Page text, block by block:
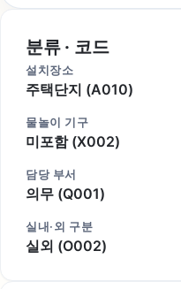
분류 · 코드
설치장소
주택단지 (A010)
물놀이 기구
미포함 (X002)
담당 부서
의무 (Q001)
실내·외 구분
실외 (O002)